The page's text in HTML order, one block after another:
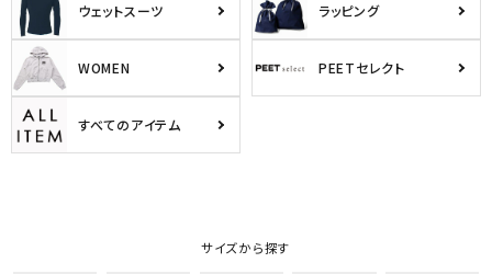
ウェットスーツ ラッピング
WOMEN PEETセレクト
すべてのアイテム
サイズから探す